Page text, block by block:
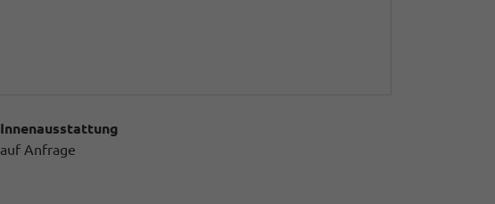
Innenausstattung
auf Anfrage